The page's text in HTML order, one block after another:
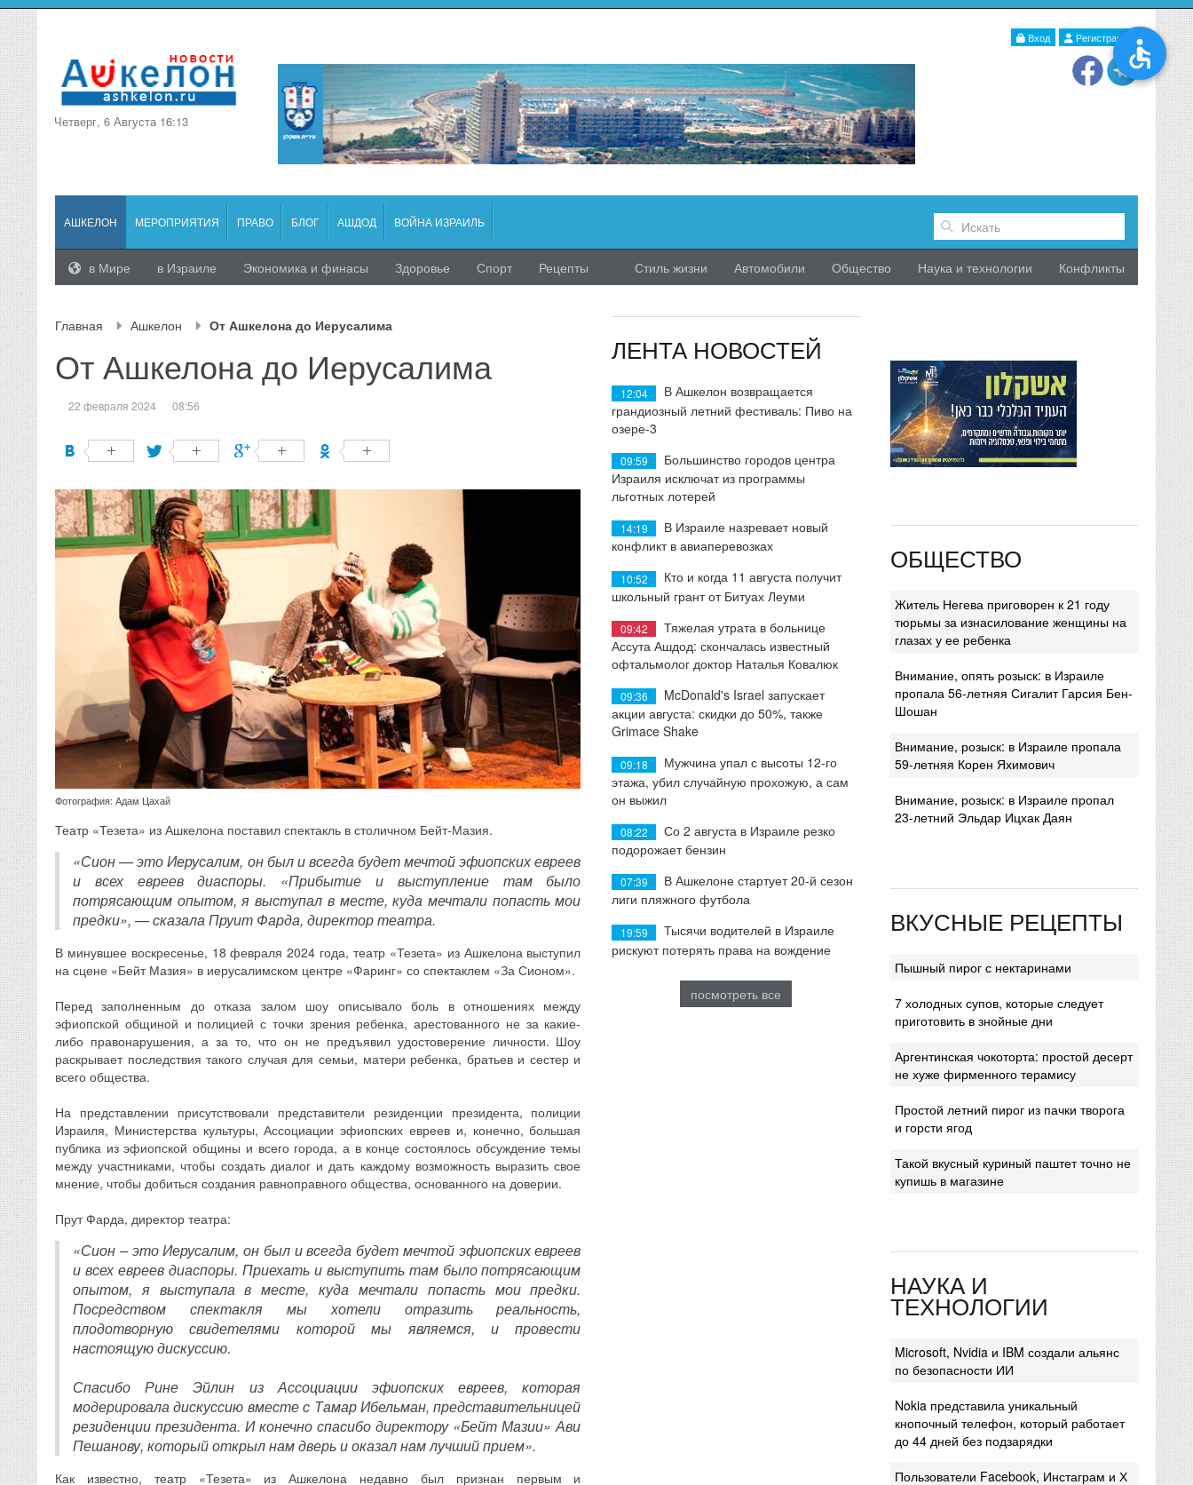
Вход Регистрация
Четверг, 6 Августа 16:13
АШКЕЛОН МЕРОПРИЯТИЯ ПРАВО БЛОГ АШДОД ВОЙНА ИЗРАИЛЬ
в Мире в Израиле Экономика и финасы Здоровье Спорт Рецепты Стиль жизни Автомобили Общество Наука и технологии Конфликты
Главная Ашкелон От Ашкелона до Иерусалима
От Ашкелона до Иерусалима
22 февраля 2024 08:56
Фотография: Адам Цахай
Театр «Тезета» из Ашкелона поставил спектакль в столичном Бейт-Мазия.
«Сион — это Иерусалим, он был и всегда будет мечтой эфиопских евреев
и всех евреев диаспоры. «Прибытие и выступление там было
потрясающим опытом, я выступал в месте, куда мечтали попасть мои
предки», — сказала Пруит Фарда, директор театра.
В минувшее воскресенье, 18 февраля 2024 года, театр «Тезета» из Ашкелона выступил
на сцене «Бейт Мазия» в иерусалимском центре «Фаринг» со спектаклем «За Сионом».
Перед заполненным до отказа залом шоу описывало боль в отношениях между
эфиопской общиной и полицией с точки зрения ребенка, арестованного не за какие-
либо правонарушения, а за то, что он не предъявил удостоверение личности. Шоу
раскрывает последствия такого случая для семьи, матери ребенка, братьев и сестер и
всего общества.
На представлении присутствовали представители резиденции президента, полиции
Израиля, Министерства культуры, Ассоциации эфиопских евреев и, конечно, большая
публика из эфиопской общины и всего города, а в конце состоялось обсуждение темы
между участниками, чтобы создать диалог и дать каждому возможность выразить свое
мнение, чтобы добиться создания равноправного общества, основанного на доверии.
Прут Фарда, директор театра:
«Сион – это Иерусалим, он был и всегда будет мечтой эфиопских евреев
и всех евреев диаспоры. Приехать и выступить там было потрясающим
опытом, я выступала в месте, куда мечтали попасть мои предки.
Посредством спектакля мы хотели отразить реальность,
плодотворную свидетелями которой мы являемся, и провести
настоящую дискуссию.
Спасибо Рине Эйлин из Ассоциации эфиопских евреев, которая
модерировала дискуссию вместе с Тамар Ибельман, представительницей
резиденции президента. И конечно спасибо директору «Бейт Мазии» Ави
Пешанову, который открыл нам дверь и оказал нам лучший прием».
Как известно, театр «Тезета» из Ашкелона недавно был признан первым и
ЛЕНТА НОВОСТЕЙ
12:04
В Ашкелон возвращается
грандиозный летний фестиваль: Пиво на
озере-3
09:59
Большинство городов центра
Израиля исключат из программы
льготных лотерей
14:19
В Израиле назревает новый
конфликт в авиаперевозках
10:52
Кто и когда 11 августа получит
школьный грант от Битуах Леуми
09:42
Тяжелая утрата в больнице
Ассута Ашдод: скончалась известный
офтальмолог доктор Наталья Ковалюк
09:36
McDonald's Israel запускает
акции августа: скидки до 50%, также
Grimace Shake
09:18
Мужчина упал с высоты 12-го
этажа, убил случайную прохожую, а сам
он выжил
08:22
Со 2 августа в Израиле резко
подорожает бензин
07:39
В Ашкелоне стартует 20-й сезон
лиги пляжного футбола
19:59
Тысячи водителей в Израиле
рискуют потерять права на вождение
посмотреть все
ОБЩЕСТВО
Житель Негева приговорен к 21 году
тюрьмы за изнасилование женщины на
глазах у ее ребенка
Внимание, опять розыск: в Израиле
пропала 56-летняя Сигалит Гарсия Бен-
Шошан
Внимание, розыск: в Израиле пропала
59-летняя Корен Яхимович
Внимание, розыск: в Израиле пропал
23-летний Эльдар Ицхак Даян
ВКУСНЫЕ РЕЦЕПТЫ
Пышный пирог с нектаринами
7 холодных супов, которые следует
приготовить в знойные дни
Аргентинская чокоторта: простой десерт
не хуже фирменного терамису
Простой летний пирог из пачки творога
и горсти ягод
Такой вкусный куриный паштет точно не
купишь в магазине
НАУКА И
ТЕХНОЛОГИИ
Microsoft, Nvidia и IBM создали альянс
по безопасности ИИ
Nokia представила уникальный
кнопочный телефон, который работает
до 44 дней без подзарядки
Пользователи Facebook, Инстаграм и Х